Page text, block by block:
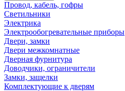
Провод, кабель, гофры
Светильники
Электрика
Электрообогревательные приборы
Двери, замки
Двери межкомнатные
Дверная фурнитура
Доводчики, ограничители
Замки, защелки
Комплектующие к дверям